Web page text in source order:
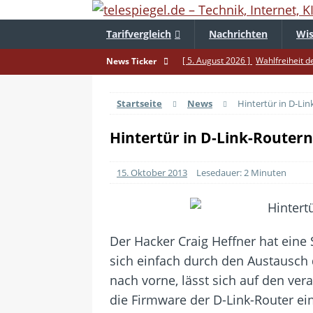
Tarifvergleich Nachrichten
News Ticker [ 5. August 2026 ] Wahlfreiheit
[ 3. August 2026 ] 1&1 bekommt
[ 30. Juli 2026 ]
Recht auf
[ 28. Juli 2026 ] Im Urlaub
[ 24. Juli 2026 ]
Samsung
[ 21. Juli 2026 ]
[ 7. August 2026 ]
DSL-Ende
Startseite News Hintertür in D-
Hintertür in D-Link-
15. Oktober 2013 Lesedauer: 2 Minuten
Der Hacker Craig Heffner hat
sich einfach durch den
nach vorne, lässt sich auf den
die Firmware der D-Link-Router